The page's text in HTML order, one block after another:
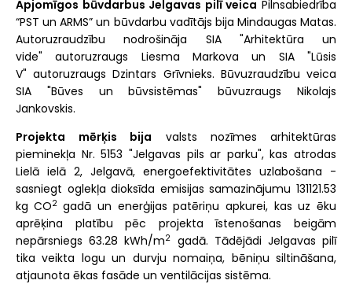
Apjomīgos būvdarbus Jelgavas pilī veica Pilnsabiedrība
“PST un ARMS” un būvdarbu vadītājs bija Mindaugas Matas.
Autoruzraudzību nodrošināja SIA "Arhitektūra un
vide" autoruzraugs Liesma Markova un SIA "Lūsis
V" autoruzraugs Dzintars Grīvnieks. Būvuzraudzību veica
SIA "Būves un būvsistēmas" būvuzraugs Nikolajs
Jankovskis.
Projekta
mērķis bija valsts nozīmes arhitektūras
pieminekļa Nr. 5153 "Jelgavas pils ar parku", kas atrodas
Lielā ielā 2, Jelgavā, energoefektivitātes uzlabošana -
sasniegt oglekļa dioksīda emisijas samazinājumu 131121.53
kg CO2gadā un enerģijas patēriņu apkurei, kas uz ēku
aprēķina platību pēc projekta īstenošanas beigām
nepārsniegs 63.28 kWh/m2 gadā. Tādējādi Jelgavas pilī
tika veikta logu un durvju nomaiņa, bēniņu siltināšana,
atjaunota ēkas fasāde un ventilācijas sistēma.